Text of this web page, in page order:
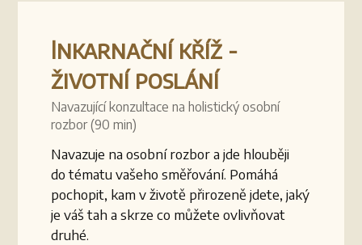
Inkarnační kříž -
životní poslání
Navazující konzultace na holistický osobní
rozbor (90 min)
Navazuje na osobní rozbor a jde hlouběji
do tématu vašeho směřování. Pomáhá
pochopit, kam v životě přirozeně jdete, jaký
je váš tah a skrze co můžete ovlivňovat
druhé.